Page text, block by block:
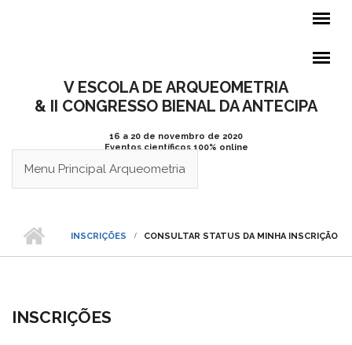
V ESCOLA DE ARQUEOMETRIA
& II CONGRESSO BIENAL DA ANTECIPA
16 a 20 de novembro de 2020
Eventos científicos 100% online
Menu Principal Arqueometria
INSCRIÇÕES CONSULTAR STATUS DA MINHA INSCRIÇÃO
INSCRIÇÕES